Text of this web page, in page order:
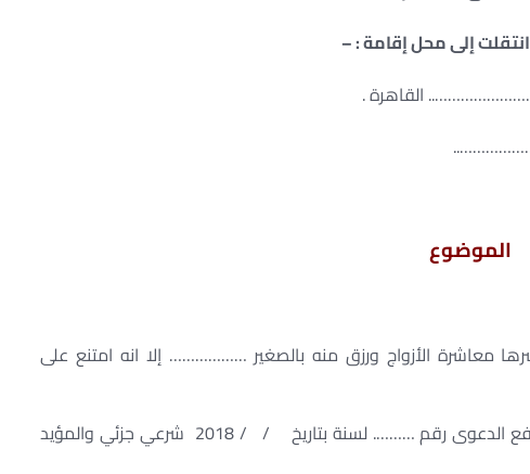
إلى محل إقامة : –
القاهرة .
الموضوع
معاشرة الأزواج ورزق منه بالصغير ……………… إلا انه امتنع على
وعلى صغيرها منه بدون وجه حق مما اضطرها إلى رفع الدعوى رقم ………. لسنة بتاريخ / / 2018 شرعي جزئي والمؤيد